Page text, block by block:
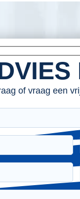
of vraag een